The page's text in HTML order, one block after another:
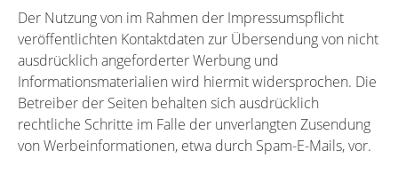
Der Nutzung von im Rahmen der Impressumspflicht
veröffentlichten Kontaktdaten zur Übersendung von nicht
ausdrücklich angeforderter Werbung und
Informationsmaterialien wird hiermit widersprochen. Die
Betreiber der Seiten behalten sich ausdrücklich
rechtliche Schritte im Falle der unverlangten Zusendung
von Werbeinformationen, etwa durch Spam-E-Mails, vor.